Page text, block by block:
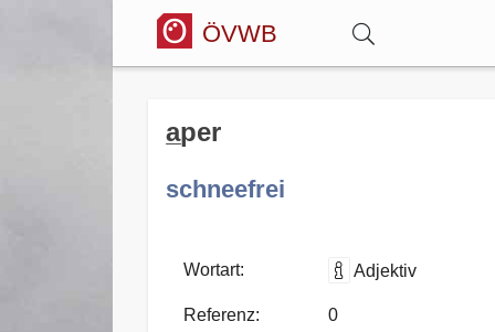
ÖVWB
Wörterbuch
a̲per
schneefrei
Wortart: Adjektiv
Referenz: 0